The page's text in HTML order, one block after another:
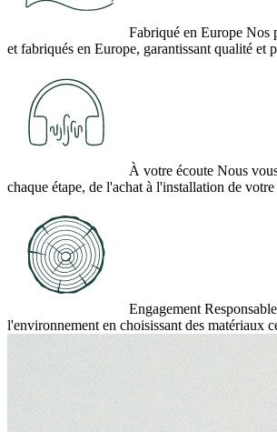
Fabriqué en Europe Nos
et fabriqués en Europe, garantissant qualité et
À votre écoute Nous
chaque étape, de l'achat à l'installation de
Engagement Responsable
l'environnement en choisissant des matériaux